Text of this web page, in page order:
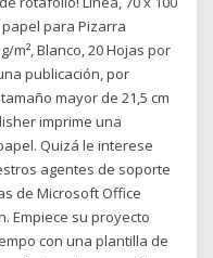
papel para Pizarra
m², Blanco, 20 Hojas por
publicación, por
mayor de 21,5 cm
imprime una
Quizá le interese
agentes de soporte
de Microsoft Office
Empiece su proyecto
con una plantilla de